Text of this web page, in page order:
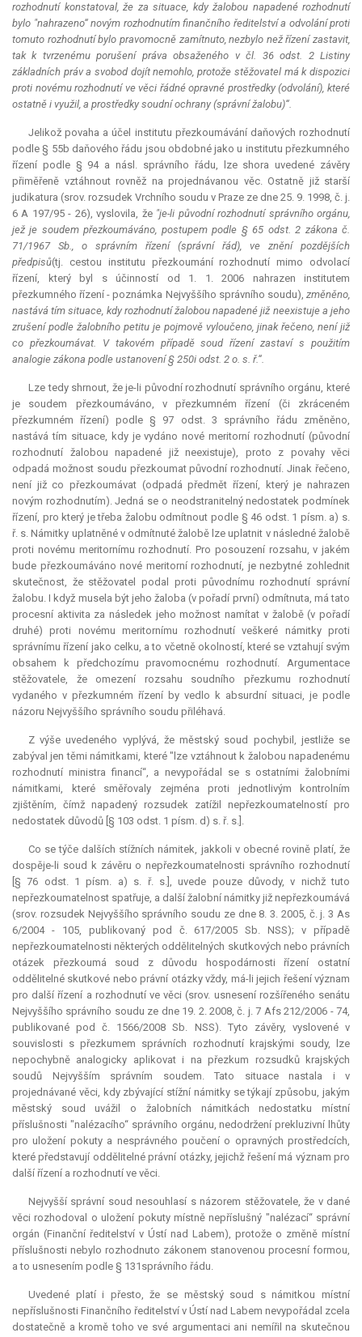
rozhodnutí konstatoval, že za situace, kdy žalobou napadené rozhodnutí
bylo "nahrazeno“ novým rozhodnutím finančního ředitelství a odvolání proti
tomuto rozhodnutí bylo pravomocně zamítnuto, nezbylo než řízení zastavit,
tak k tvrzenému porušení práva obsaženého v čl. 36 odst. 2 Listiny
základních práv a svobod dojít nemohlo, protože stěžovatel má k dispozici
proti novému rozhodnutí ve věci řádné opravné prostředky (odvolání), které
ostatně i využil, a prostředky soudní ochrany (správní žalobu)“.
Jelikož povaha a účel institutu přezkoumávání daňových rozhodnutí
podle § 55b daňového řádu jsou obdobné jako u institutu přezkumného
řízení podle § 94 a násl. správního řádu, lze shora uvedené závěry
přiměřeně vztáhnout rovněž na projednávanou věc. Ostatně již starší
judikatura (srov. rozsudek Vrchního soudu v Praze ze dne 25. 9. 1998, č. j.
6 A 197/95 - 26), vyslovila, že "je-li původní rozhodnutí správního orgánu,
jež je soudem přezkoumáváno, postupem podle § 65 odst. 2 zákona č.
71/1967 Sb., o správním řízení (správní řád), ve znění pozdějších
předpisů(tj. cestou institutu přezkoumání rozhodnutí mimo odvolací
řízení, který byl s účinností od 1. 1. 2006 nahrazen institutem
přezkumného řízení - poznámka Nejvyššího správního soudu), změněno,
nastává tím situace, kdy rozhodnutí žalobou napadené již neexistuje a jeho
zrušení podle žalobního petitu je pojmově vyloučeno, jinak řečeno, není již
co přezkoumávat. V takovém případě soud řízení zastaví s použitím
analogie zákona podle ustanovení § 250i odst. 2 o. s. ř.“.
Lze tedy shrnout, že je-li původní rozhodnutí správního orgánu, které
je soudem přezkoumáváno, v přezkumném řízení (či zkráceném
přezkumném řízení) podle § 97 odst. 3 správního řádu změněno,
nastává tím situace, kdy je vydáno novémeritorní rozhodnutí (původní
rozhodnutí žalobou napadené již neexistuje), proto z povahy věci
odpadá možnost soudu přezkoumat původní rozhodnutí. Jinak řečeno,
není již co přezkoumávat (odpadá předmět řízení, který je nahrazen
novým rozhodnutím). Jedná se o neodstranitelný nedostatek podmínek
řízení, pro který je třeba žalobu odmítnout podle § 46 odst. 1 písm. a) s.
ř. s. Námitky uplatněné v odmítnuté žalobě lze uplatnit v následné žalobě
proti novému meritornímu rozhodnutí. Pro posouzení rozsahu, v jakém
bude přezkoumáváno nové meritornírozhodnutí, je nezbytné zohlednit
skutečnost, že stěžovatel podal proti původnímu rozhodnutí správní
žalobu. I když musela být jeho žaloba (v pořadí první) odmítnuta, má tato
procesní aktivita za následek jeho možnost namítat v žalobě (v pořadí
druhé) proti novému meritornímu rozhodnutí veškeré námitky proti
správnímu řízení jako celku, a to včetně okolností, které se vztahují svým
obsahem k předchozímu pravomocnému rozhodnutí. Argumentace
stěžovatele, že omezení rozsahu soudního přezkumu rozhodnutí
vydaného v přezkumném řízení by vedlo k absurdní situaci, je podle
názoru Nejvyššího správního soudu přiléhavá.
Z výše uvedeného vyplývá, že městský soud pochybil, jestliže se
zabýval jen těmi námitkami, které "lze vztáhnout k žalobou napadenému
rozhodnutí ministra financí“, a nevypořádal se s ostatními žalobními
námitkami, které směřovaly zejména proti jednotlivým kontrolním
zjištěním, čímž napadený rozsudek zatížil nepřezkoumatelností pro
nedostatek důvodů [§ 103 odst. 1 písm. d) s. ř. s.].
Co se týče dalších stížních námitek, jakkoli v obecné rovině platí, že
dospěje-li soud k závěru o nepřezkoumatelnosti správního rozhodnutí
[§ 76 odst. 1 písm. a) s. ř. s.], uvede pouze důvody, v nichž tuto
nepřezkoumatelnost spatřuje, a další žalobní námitky již nepřezkoumává
(srov. rozsudek Nejvyššího správního soudu ze dne 8. 3. 2005, č. j. 3 As
6/2004 - 105, publikovaný pod č. 617/2005 Sb. NSS); v případě
nepřezkoumatelnosti některých oddělitelných skutkových nebo právních
otázek přezkoumá soud z důvodu hospodárnosti řízení ostatní
oddělitelné skutkové nebo právní otázky vždy, má-li jejich řešení význam
pro další řízení a rozhodnutí ve věci (srov. usnesení rozšířeného senátu
Nejvyššího správního soudu ze dne 19. 2. 2008, č. j. 7 Afs 212/2006 - 74,
publikované pod č. 1566/2008 Sb. NSS). Tyto závěry, vyslovené v
souvislosti s přezkumem správních rozhodnutí krajskými soudy, lze
nepochybně analogicky aplikovat i na přezkum rozsudků krajských
soudů Nejvyšším správním soudem. Tato situace nastala i v
projednávané věci, kdy zbývající stížní námitky se týkají způsobu, jakým
městský soud uvážil o žalobních námitkách nedostatku místní
příslušnosti "nalézacího“ správního orgánu, nedodržení prekluzivní lhůty
pro uložení pokuty a nesprávného poučení o opravných prostředcích,
které představují oddělitelné právní otázky, jejichž řešení má význam pro
další řízení a rozhodnutí ve věci.
Nejvyšší správní soud nesouhlasí s názorem stěžovatele, že v dané
věci rozhodoval o uložení pokuty místně nepříslušný "nalézací“ správní
orgán (Finanční ředitelství v Ústí nad Labem), protože o změně místní
příslušnosti nebylo rozhodnuto zákonem stanovenou procesní formou,
a to usnesením podle § 131správního řádu.
Uvedené platí i přesto, že se městský soud s námitkou místní
nepříslušnosti Finančního ředitelství v Ústí nad Labem nevypořádal zcela
dostatečně a kromě toho ve své argumentaci ani nemířil na skutečnou